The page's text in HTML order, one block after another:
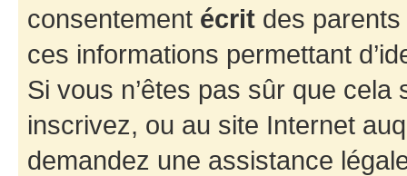
consentement écrit des parents
ces informations permettant
Si vous n’êtes pas sûr que
inscrivez, ou au site Internet
demandez une assistance